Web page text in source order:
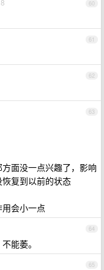
60
61
62
63
面没一点兴趣了，影响
复到以前的状态
会小一点
64
能萎。
65